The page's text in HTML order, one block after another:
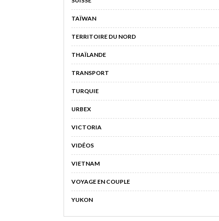
TAÏWAN
TERRITOIRE DU NORD
THAÏLANDE
TRANSPORT
TURQUIE
URBEX
VICTORIA
VIDÉOS
VIETNAM
VOYAGE EN COUPLE
YUKON